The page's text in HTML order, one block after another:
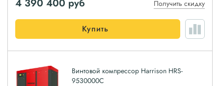
4 390 400 руб Получить скидку
Купить
Винтовой компрессор Harrison HRS-
9530000C